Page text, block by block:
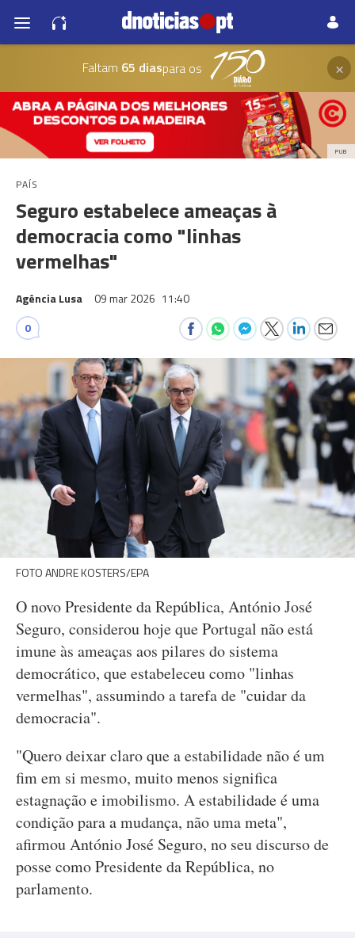
Faltam 65 diaspara os ×
PUB
PAÍS
Seguro estabelece ameaças à
democracia como "linhas
vermelhas"
Agência Lusa 09 mar 2026 11:40
0
FOTO ANDRE KOSTERS/EPA
O novo Presidente da República, António José
Seguro, considerou hoje que Portugal não está
imune às ameaças aos pilares do sistema
democrático, que estabeleceu como "linhas
vermelhas", assumindo a tarefa de "cuidar da
democracia".
"Quero deixar claro que a estabilidade não é um
fim em si mesmo, muito menos significa
estagnação e imobilismo. A estabilidade é uma
condição para a mudança, não uma meta",
afirmou António José Seguro, no seu discurso de
posse como Presidente da República, no
parlamento.